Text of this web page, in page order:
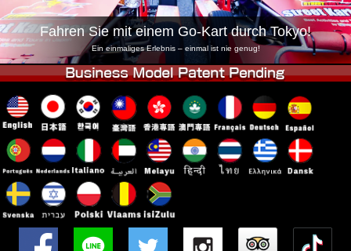
Tokio Shibuya Annex Tokio Bucht
Tokio Asakusa Osaka
Okinawa
Fahren Sie mit einem Go-Kart durch Tokyo!
Ein einmaliges Erlebnis – einmal ist nie genug!